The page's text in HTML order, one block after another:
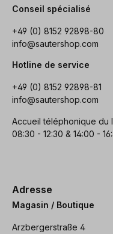
Conseil spécialisé
+49 (0) 8152 92898-80
info@sautershop.com
Hotline de service
+49 (0) 8152 92898-81
info@sautershop.com
Accueil téléphonique du
08:30 - 12:30 & 14:00 -
Adresse
Magasin / Boutique
Arzbergerstraße 4